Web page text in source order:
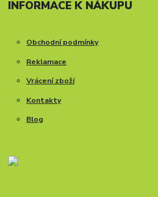
INFORMACE K NÁKUPU
Obchodní podmínky
Reklamace
Vrácení zboží
Kontakty
Blog